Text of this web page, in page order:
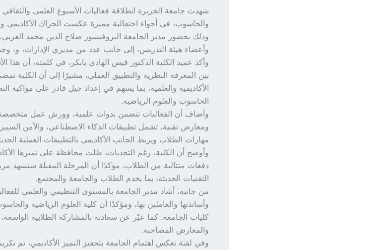
شهدت جامعة الجزيرة انطلاقة فعاليات الأسبوع العلمي والثقافي
والحاسوب، في أجواء احتفالية مميزة عكست الحراك الأكاديمي
وذلك بحضور مدير الجامعة البروفيسور صلاح الدين محمد
وأعضاء هيئة التدريس، إلى جانب عدد من مديري الإدارات، و،
وأكد عميد الكلية الدكتور قيس الهادي بابكر، في كلمته، أن هذا
بين المعرفة النظرية والتطبيق العملي، مشيرًا إلى أن الكلية
الأكاديمية والعلمية، بما يسهم في إعداد جيل قادر على مواكبة
الحاسوب والعلوم الرياضية.
وأضاف أن الفعاليات تتضمن ندوات علمية، وورش عمل
ومعارض تقنية، تشمل تطبيقات الذكاء الاصطناعي، والأمن
مهارات الطلاب ويربط الجانب الأكاديمي بالتطبيقات العملية
وأوضح أن الكلية، رغم التحديات، ظلت محافظة على تميزها
دفعات متتالية من الطلاب، مؤكدًا أن المرحلة المقبلة ستشهد
التقنيات الحديثة، بما يخدم الطلاب والجامعة والمجتمع.
من جانبه، أشاد مدير الجامعة بالمستوى التنظيمي والعلمي
وأساتذتها والعاملين بها، ومؤكدًا أن كلية العلوم الرياضية
كليات الجامعة. كما عبّر عن سعادته بالمشاركة الطلابية الواسعة،
والمعارض المصاحبة.
وفي لفتة تعكس اهتمام الجامعة بتحفيز التميز الأكاديمي، تم